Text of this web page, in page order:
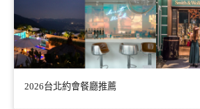
2026台北約會餐廳推薦